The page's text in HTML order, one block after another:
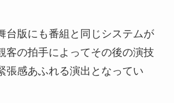
台版にも番組と同じシステムが
客の拍手によってその後の演技
張感あふれる演出となってい